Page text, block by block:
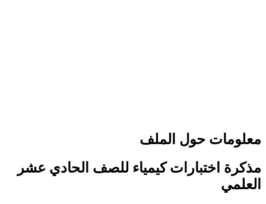
معلومات حول الملف
مذكرة اختبارات كيمياء للصف الحادي عشر
العلمي